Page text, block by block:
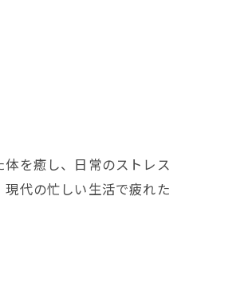
を癒し、日常のストレス
代の忙しい生活で疲れた